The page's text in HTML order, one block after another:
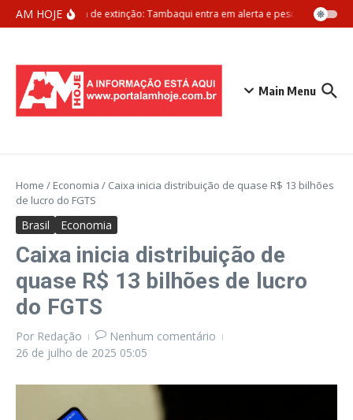
Ir para o conteúdo
AM HOJEAmeaça de extinção: Tambaqui entra em alerta e pesca pode ser
Main Menu
Home / Economia / Caixa inicia distribuição de quase R$ 13 bilhões
de lucro do FGTS
Brasil Economia
Caixa inicia distribuição de
quase R$ 13 bilhões de lucro
do FGTS
Por Redação
Nenhum comentário
26 de julho de 2025 05:05